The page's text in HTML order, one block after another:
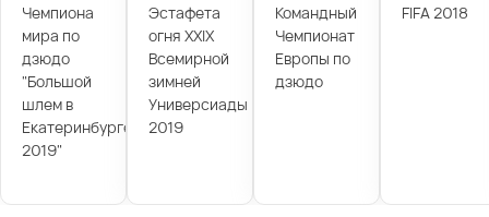
Чемпиона
мира по
дзюдо
"Большой
шлем в
Екатеринбурге
2019"
Эстафета
огня XXIX
Всемирной
зимней
Универсиады
2019
Командный
Чемпионат
Европы по
дзюдо
FIFA 2018